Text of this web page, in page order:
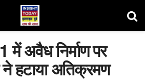
अवैध निर्माण पर
ने हटाया अतिक्रमण